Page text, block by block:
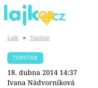
SHOPAHOLICADEL
Lajk ■ TopStar
TOPSTAR
18. dubna 2014 14:37
Ivana Nádvorníková